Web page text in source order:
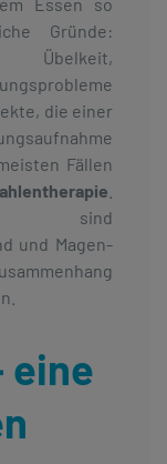
Gründe:
die einer
Fällen
sind
und Magen-
eine